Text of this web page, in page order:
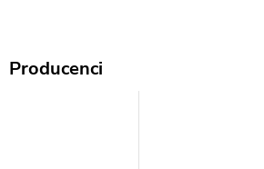
Producenci